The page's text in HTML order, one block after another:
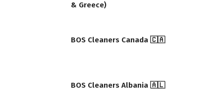
& Greece)
BOS Cleaners Canada 🇨🇦
BOS Cleaners Albania 🇦🇱